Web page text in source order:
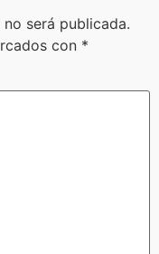
será publicada.
con *